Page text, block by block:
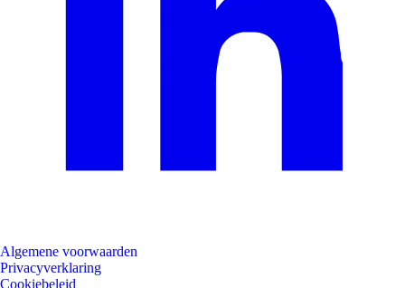
Algemene voorwaarden
Privacyverklaring
Cookiebeleid